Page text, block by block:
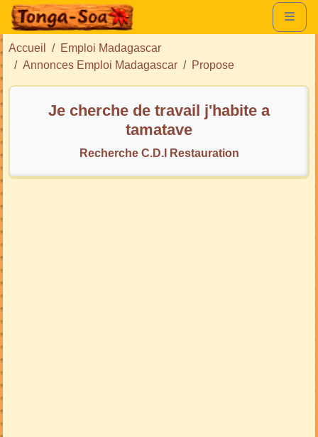
Accueil
Emploi Madagascar
Annonces Emploi Madagascar
Propose
Je cherche de travail j'habite a
tamatave
Recherche C.D.I Restauration